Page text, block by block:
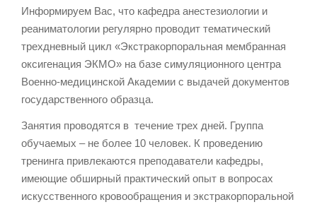
Информируем Вас, что кафедра анестезиологии и
реаниматологии регулярно проводит тематический
трехдневный цикл «Экстракорпоральная мембранная
оксигенация ЭКМО» на базе симуляционного центра
Военно-медицинской Академии с выдачей документов
государственного образца.
Занятия проводятся в течение трех дней. Группа
обучаемых – не более 10 человек. К проведению
тренинга привлекаются преподаватели кафедры,
имеющие обширный практический опыт в вопросах
искусственного кровообращения и экстракорпоральной